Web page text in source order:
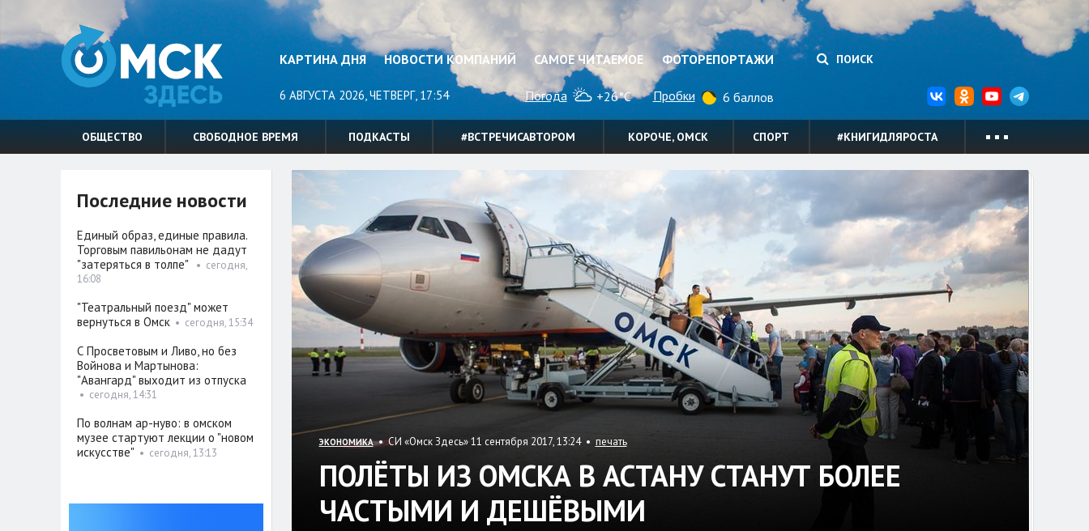
КАРТИНА ДНЯ НОВОСТИ КОМПАНИЙ САМОЕ ЧИТАЕМОЕ ФОТОРЕПОРТАЖИ ПОИСК
6 АВГУСТА 2026, ЧЕТВЕРГ, 17:54 Погода +26°C Пробки 6 баллов
ОБЩЕСТВО СВОБОДНОЕ ВРЕМЯ ПОДКАСТЫ #ВСТРЕЧИСАВТОРОМ КОРОЧЕ, ОМСК СПОРТ #КНИГИДЛЯРОСТА
ЭКОНОМИКА• СИ «Омск Здесь» 11 сентября 2017, 13:24 • печать
ПОЛЁТЫ ИЗ ОМСКА В АСТАНУ СТАНУТ БОЛЕЕ
ЧАСТЫМИ И ДЕШЁВЫМИ
Последние новости
Единый образ, единые правила.
Торговым павильонам не дадут
"затеряться в толпе"
• сегодня,
16:08
"Театральный поезд" может
вернуться в Омск• сегодня, 15:34
С Просветовым и Ливо, но без
Войнова и Мартынова:
"Авангард" выходит из отпуска
• сегодня, 14:31
По волнам ар-нуво: в омском
музее стартуют лекции о "новом
искусстве" • сегодня, 13:13